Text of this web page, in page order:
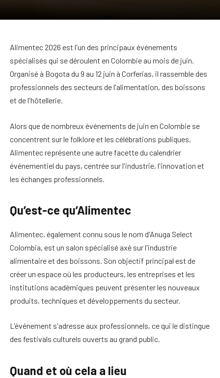
Alimentec 2026 est l'un des principaux événements
spécialisés qui se déroulent en Colombie au mois de juin.
Organisé à Bogota du 9 au 12 juin à Corferias, il rassemble des
professionnels des secteurs de l'alimentation, des boissons
et de l'hôtellerie.
Alors que de nombreux événements de juin en Colombie se
concentrent sur le folklore et les célébrations publiques,
Alimentec représente une autre facette du calendrier
événementiel du pays, centrée sur l'industrie, l'innovation et
les échanges professionnels.
Qu’est-ce qu’Alimentec
Alimentec, également connu sous le nom d'Anuga Select
Colombia, est un salon spécialisé axé sur l'industrie
alimentaire et des boissons. Son objectif principal est de
créer un espace où les producteurs, les entreprises et les
institutions académiques peuvent présenter les nouveaux
produits, techniques et développements du secteur.
L'événement s'adresse aux professionnels, ce qui le distingue
des festivals culturels ouverts au grand public.
Quand et où cela a lieu